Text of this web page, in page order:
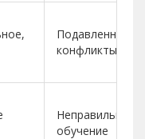
Подавленные
конфликты
Неправильное
обучение